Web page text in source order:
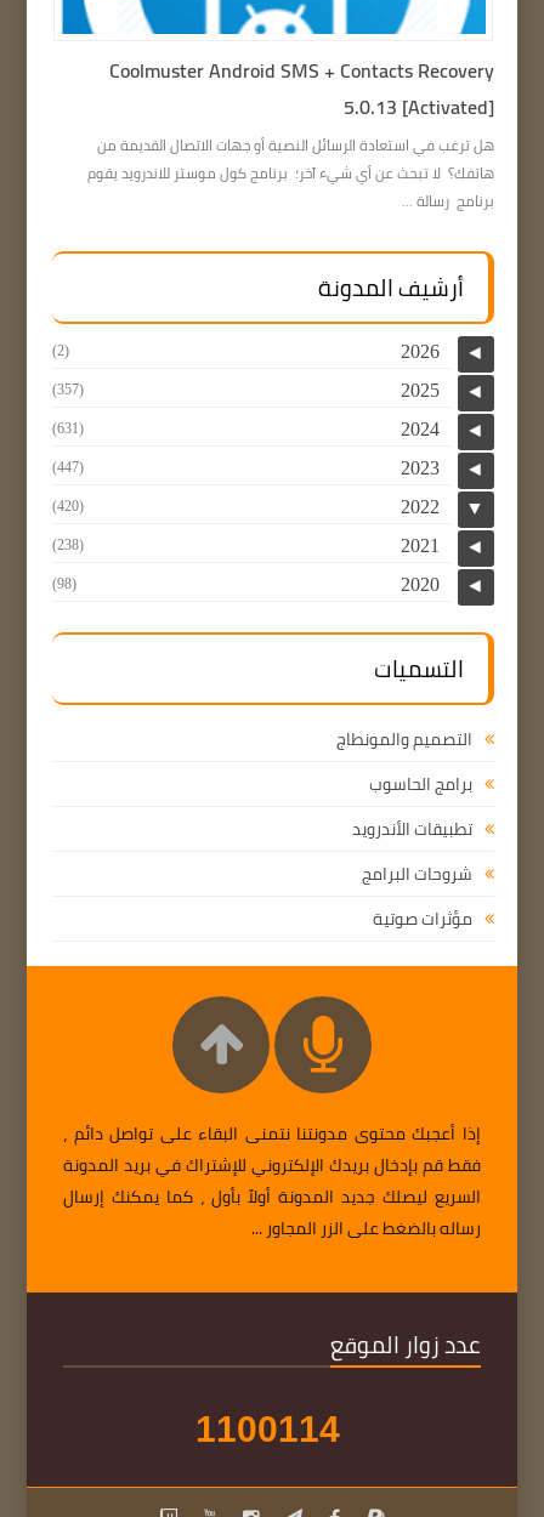
Coolmuster Android SMS + Contacts Recovery
5.0.13 [Activated]
هل ترغب في استعادة الرسائل النصية أو جهات الاتصال القديمة من
هاتفك؟ لا تبحث عن أي شيء آخر؛ برنامج كول موستر للاندرويد يقوم
برنامج رسالة ...
أرشيف المدونة
◄
2026
(2)
◄
2025
(357)
◄
2024
(631)
◄
2023
(447)
▼
2022
(420)
◄
2021
(238)
◄
2020
(98)
التسميات
التصميم والمونطاج
برامج الحاسوب
تطبيقات الأندرويد
شروحات البرامج
مؤثرات صوتية
إذا أعجبك محتوى مدونتنا نتمنى البقاء على تواصل دائم ،
فقط قم بإدخال بريدك الإلكتروني للإشتراك في بريد المدونة
السريع ليصلك جديد المدونة أولاً بأول ، كما يمكنك إرسال
رساله بالضغط على الزر المجاور ...
عدد زوار الموقع
1100114